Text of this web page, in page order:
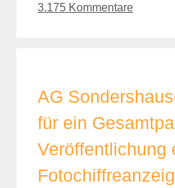
3.175 Kommentare
AG
für ein
Veröffentlichung